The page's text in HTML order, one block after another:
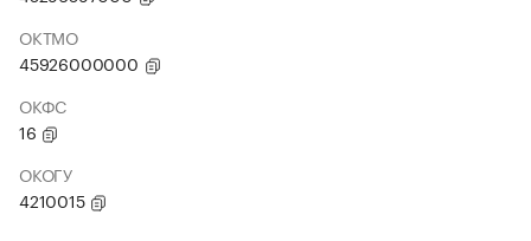
ОКТМО
45926000000
ОКФС
16
ОКОГУ
4210015